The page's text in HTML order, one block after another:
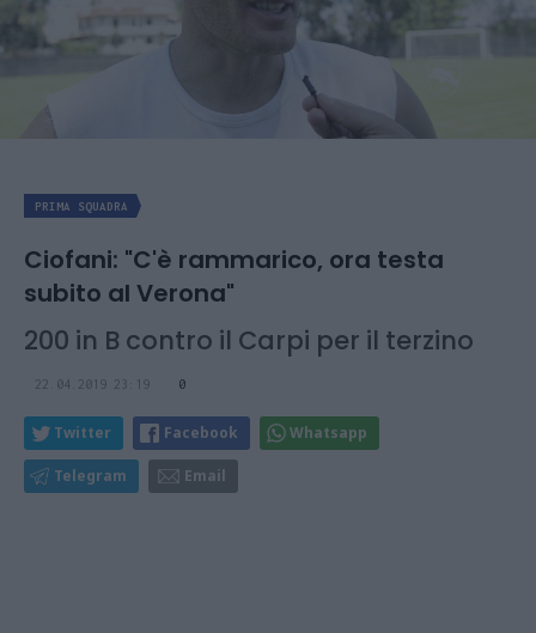
PRIMA SQUADRA
Ciofani: "C'è rammarico, ora testa
subito al Verona"
200 in B contro il Carpi per il terzino
22.04.2019 23:19 0
Twitter Facebook Whatsapp
Telegram Email